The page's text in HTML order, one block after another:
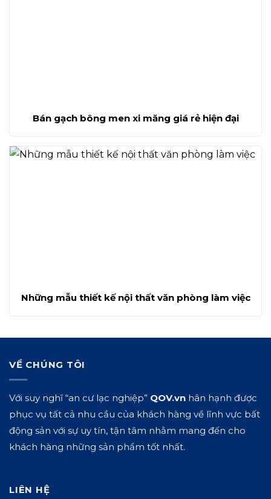
Bán gạch bông men xi măng giá rẻ hiện đại
Những mẫu thiết kế nội thất văn phòng làm việc
VỀ CHÚNG TÔI
Với suy nghĩ “an cư lạc nghiệp” QOV.vn hân hạnh được
phục vụ tất cả nhu cầu của khách hàng về lĩnh vực bất
động sản với sự uy tín, tận tâm nhằm mang đến cho
khách hàng những sản phẩm tốt nhất.
LIÊN HỆ